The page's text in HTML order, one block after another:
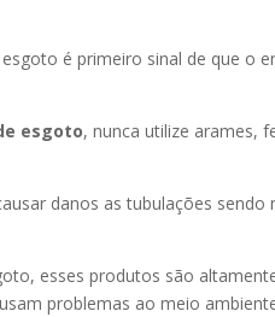
é primeiro sinal de que o
esgoto, nunca utilize arames,
danos as tubulações sendo
esses produtos são
problemas ao meio